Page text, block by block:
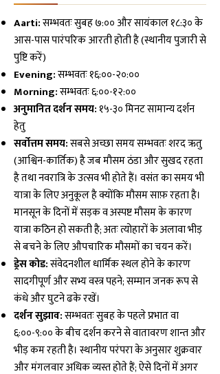
Aarti:सम्भवतः सुबह ७:०० और सायंकाल १८:३० के
आस-पास पारंपरिक आरती होती है (स्थानीय पुजारी से
पुष्टि करें)
Evening:सम्भवतः १६:००-२०:००
Morning:सम्भवतः ६:००-१२:००
अनुमानित दर्शन समय:१५-३० मिनट सामान्य दर्शन
हेतु
सर्वोत्तम समय:सबसे अच्छा समय सम्भवतः शरद ऋतु
(आश्विन-कार्तिक) है जब मौसम ठंडा और सुखद रहता
है तथा नवरात्रि के उत्सव भी होते हैं। वसंत का समय भी
यात्रा के लिए अनुकूल है क्योंकि मौसम साफ़ रहता है।
मानसून के दिनों में सड़क व अस्पष्ट मौसम के कारण
यात्रा कठिन हो सकती है; अतः त्योहारों के अलावा भीड़
से बचने के लिए औपचारिक मौसमों का चयन करें।
ड्रेस कोड:संवेदनशील धार्मिक स्थल होने के कारण
सादगीपूर्ण और सभ्य वस्त्र पहने; सम्मान जनक रूप से
कंधे और घुटने ढके रखें।
दर्शन सुझाव:सम्भवतः सुबह के पहले प्रभात वा
६:००-९:०० के बीच दर्शन करने से वातावरण शान्त और
भीड़ कम रहती है। स्थानीय परंपरा के अनुसार शुक्रवार
और मंगलवार अधिक व्यस्त होते हैं; ऐसे दिनों में अगर